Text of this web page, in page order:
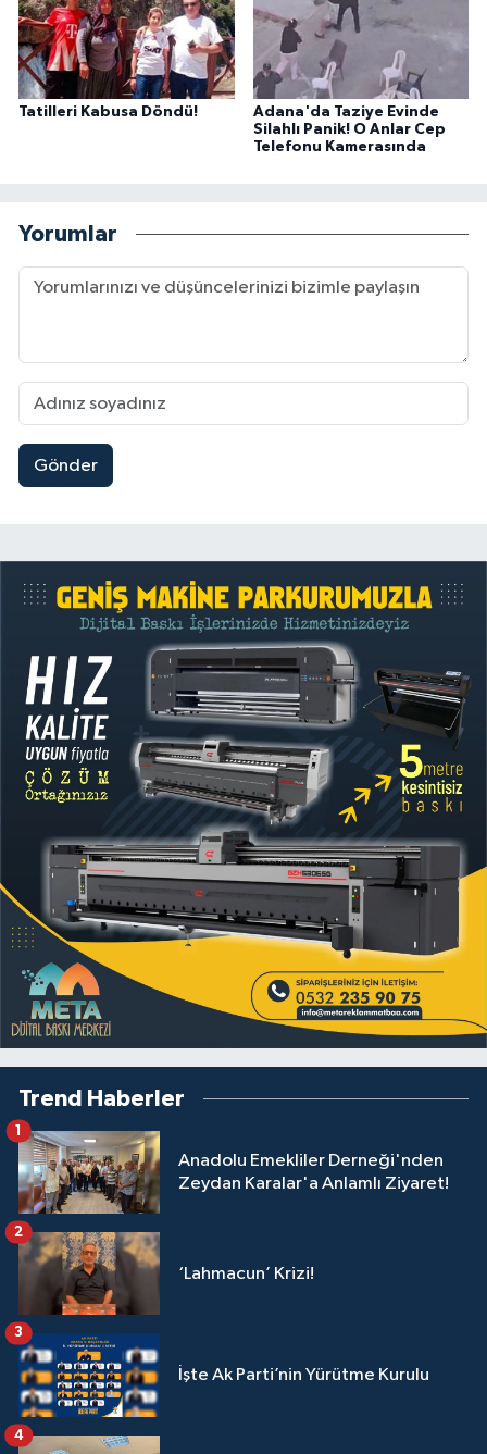
Tatilleri Kabusa Döndü!
Adana'da Taziye Evinde
Silahlı Panik! O Anlar Cep
Telefonu Kamerasında
Yorumlar
Gönder
Trend Haberler
Anadolu Emekliler Derneği'nden
Zeydan Karalar'a Anlamlı Ziyaret!
1
‘Lahmacun’ Krizi!
2
İşte Ak Parti’nin Yürütme Kurulu
3
4